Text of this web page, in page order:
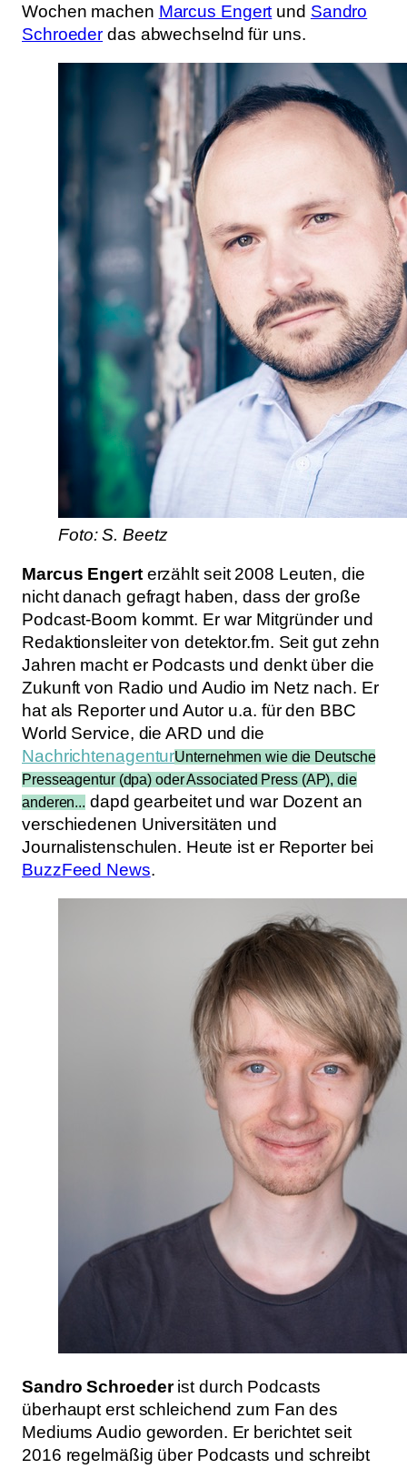
Wochen machen Marcus Engertund Sandro
Schroeder das abwechselnd für uns.
Foto: S. Beetz
Marcus Engerterzählt seit 2008 Leuten, die
nicht danach gefragt haben, dass der große
Podcast-Boom kommt. Er war Mitgründer und
Redaktionsleiter von detektor.fm. Seit gut zehn
Jahren macht er Podcasts und denkt über die
Zukunft von Radio und Audio im Netz nach. Er
hat als Reporter und Autor u.a. für den BBC
World Service, die ARD und die
NachrichtenagenturUnternehmen wie die Deutsche
Presseagentur (dpa) oder Associated Press (AP), die
anderen... dapd gearbeitet und war Dozent an
verschiedenen Universitäten und
Journalistenschulen. Heute ist er Reporter bei
Buzz­Feed News.
Sandro Schroederist durch Podcasts
überhaupt erst schleichend zum Fan des
Mediums Audio geworden. Er berichtet seit
2016 regelmäßig über Podcasts und schreibt